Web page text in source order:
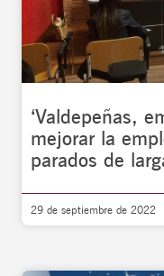
‘Valdepeñas,
mejorar la
parados de
29 de septiembre de 2022